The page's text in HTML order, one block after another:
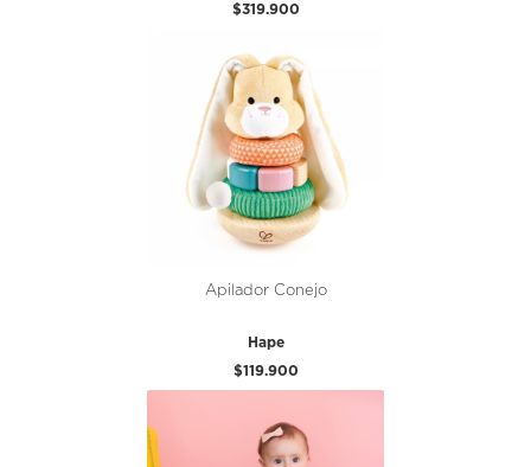
$319.900
Apilador Conejo
Hape
$119.900